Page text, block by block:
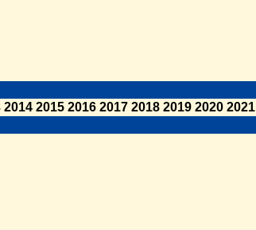
2014 2015 2016 2017 2018 2019 2020 2021